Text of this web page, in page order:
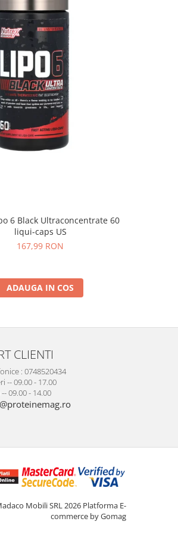
6 Black Ultraconcentrate 60
liqui-caps US
167,99 RON
ADAUGA IN COS
CLIENTI
: 0748520434
-- 09.00 - 17.00
09.00 - 14.00
Mobili SRL 2026 Platforma E-
commerce by Gomag